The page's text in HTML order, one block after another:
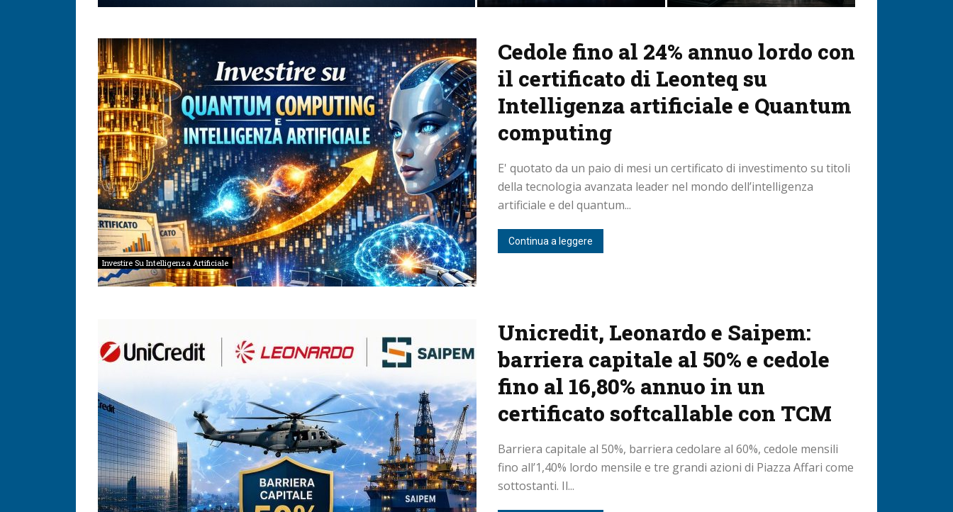
Investire Su Intelligenza Artificiale
Cedole fino al 24% annuo lordo con
il certificato di Leonteq su
Intelligenza artificiale e Quantum
computing
E' quotato da un paio di mesi un certificato di investimento su titoli
della tecnologia avanzata leader nel mondo dell’intelligenza
artificiale e del quantum...
Continua a leggere
Unicredit, Leonardo e Saipem:
barriera capitale al 50% e cedole
fino al 16,80% annuo in un
certificato softcallable con TCM
Barriera capitale al 50%, barriera cedolare al 60%, cedole mensili
fino all’1,40% lordo mensile e tre grandi azioni di Piazza Affari come
sottostanti. Il...